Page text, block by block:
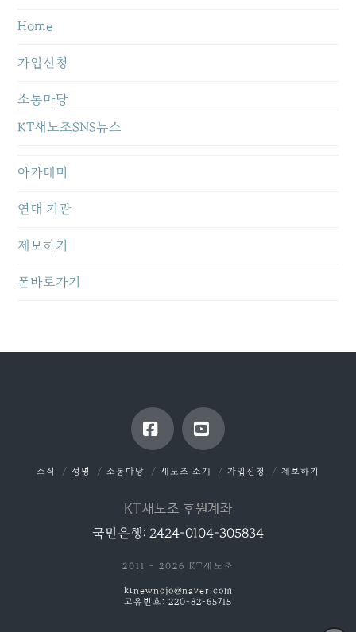
Home
가입신청
소통마당
KT새노조SNS뉴스
아카데미
연대 기관
제보하기
폰바로가기
FacebookYouTube
소식 성명 소통마당 새노조 소개 가입신청 제보하기
KT새노조 후원계좌
국민은행: 2424-0104-305834
2011 - 2026 KT새노조
ktnewnojo@naver.com
고유번호: 220-82-65715